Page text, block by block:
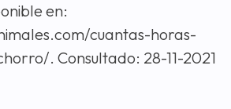
en:
cuantas-horas-
. Consultado: 28-11-2021